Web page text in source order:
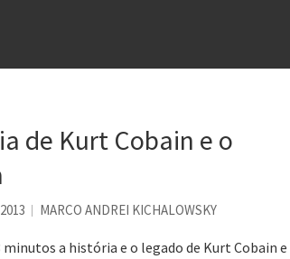
não é a resposta
de Kurt Cobain e o
MARCO ANDREI KICHALOWSKY
minutos a história e o legado de Kurt Cobain e